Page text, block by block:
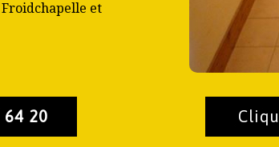
et
64 20